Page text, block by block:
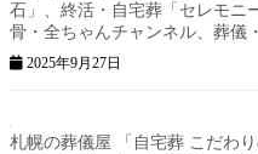
石」、終活・自宅葬「セレモニ
骨・全ちゃんチャンネル、葬儀
2025年9月27日
札幌の葬儀屋 「自宅葬 こだわ